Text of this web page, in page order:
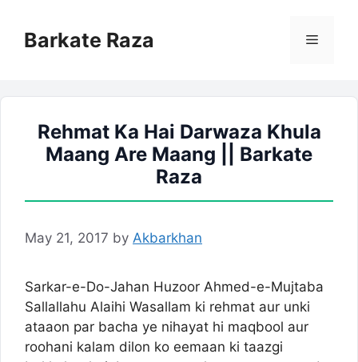
contentBarkate Raza Menu
Rehmat Ka Hai Darwaza Khula
Maang Are Maang || Barkate
Raza
May 21, 2017 by Akbarkhan
Sarkar-e-Do-Jahan Huzoor Ahmed-e-Mujtaba
Sallallahu Alaihi Wasallam ki rehmat aur unki
ataaon par bacha ye nihayat hi maqbool aur
roohani kalam dilon ko eemaan ki taazgi